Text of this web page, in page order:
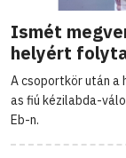
Ismét
helyért
A csoportkör után a
as fiú kézilabda-
Eb-n.